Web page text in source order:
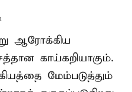
ஆரோக்கிய
காய்கறியாகும்.
மேம்படுத்தும்